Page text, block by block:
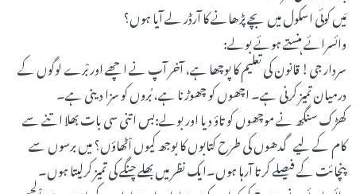
مَیں کوئی اسکول میں بچے پڑھانے کا آرڈر لے آیا ہوں؟
وائسرائے ہنستے ہوئے بولے:
سردار جی! قانون کی تعلیم کا پوچھا ہے، آخر آپ نے اچھے اور بْرے لوگوں کے
درمیان تمیز کرنی ہے۔ اچھوں کو چھوڑنا ہے، بُروں کو سزا دینی ہے۔
کھڑک سنگھ نے موچھوں کو تاؤ دیا اور بولے:بس اتنی سی بات بھلا اتنے سے
کام کے لیے گدھوں کی طرح کتابوں کا بوجھ کیوں اْٹھاؤں؟ میں برسوں سے
پنچائت کے فیصلے کرتا آرہا ہوں۔ایک نظر میں بھلے چنگے کی تمیز کرلیتا ہوں۔